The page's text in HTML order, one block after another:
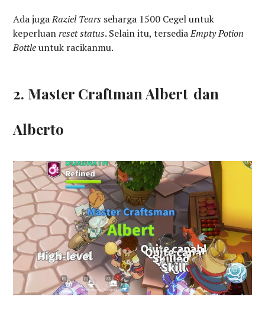
Ada jugaRaziel Tears seharga 1500 Cegel untuk
keperluanreset status. Selain itu, tersediaEmpty Potion
Bottleuntuk racikanmu.
2. Master Craftman Albert dan
Alberto